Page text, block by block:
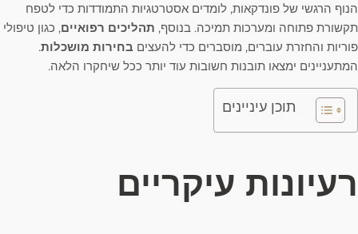
הנוף הרגשי של פונדקאות, לומדים אסטרטגיות התמודדות כדי לטפח
תקשורת פתוחה ומערכות תמיכה. בנוסף, תהליכים רפואיים, כגון טיפולי
פוריות והחזרת עוברים, מוסברים כדי להעצים בחירות מושכלות.
המתעניינים ימצאו תובנות חשובות עוד יותר ככל שיחקרו הלאה.
תוכן עיניינים
רעיונות עיקריים